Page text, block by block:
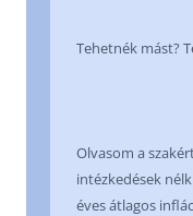
Tehetnék mást?
Olvasom a
intézkedések
éves átlagos